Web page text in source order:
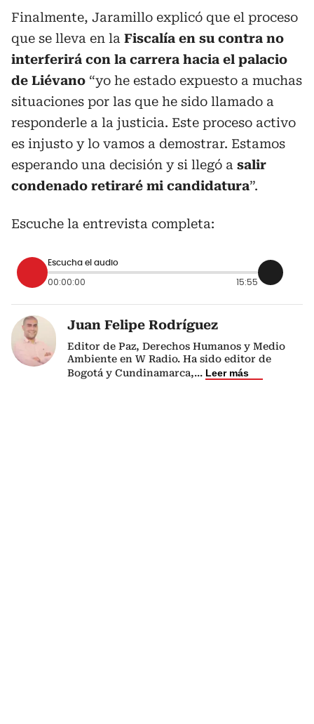
Finalmente, Jaramillo explicó que el proceso
que se lleva en la Fiscalía en su contra no
interferirá con la carrera hacia el palacio
de Liévano “yo he estado expuesto a muchas
situaciones por las que he sido llamado a
responderle a la justicia. Este proceso activo
es injusto y lo vamos a demostrar. Estamos
esperando una decisión y si llegó a salir
condenado retiraré mi candidatura”.
Escuche la entrevista completa:
Escucha el audio
00:00:00 15:55
Juan Felipe Rodríguez
Editor de Paz, Derechos Humanos y Medio
Ambiente en W Radio. Ha sido editor de
Bogotá y Cundinamarca,... Leer más